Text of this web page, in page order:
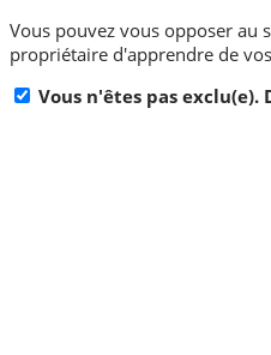
Vous pouvez vous opposer au
propriétaire d'apprendre de
Vous n'êtes pas exclu(e).